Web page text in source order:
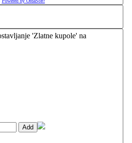
'Zlatne kupole' na